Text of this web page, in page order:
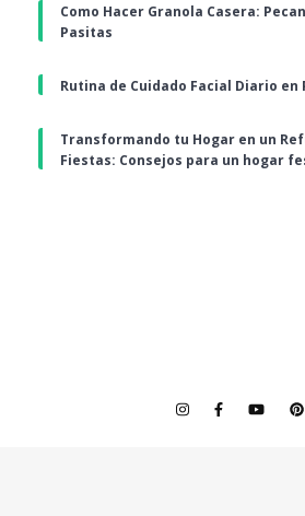
Como Hacer Granola Casera:
Pasitas
Rutina de Cuidado Facial Diario en
Transformando tu Hogar en un
Fiestas: Consejos para un hogar